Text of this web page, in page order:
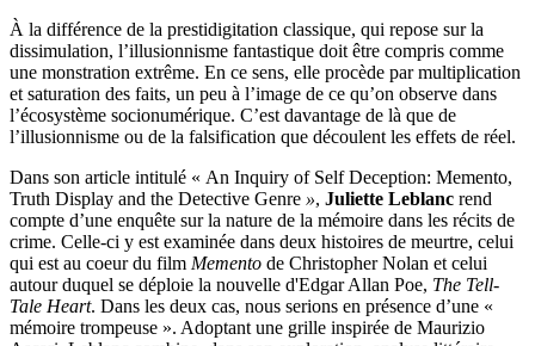
À la différence de la prestidigitation classique, qui repose sur la
dissimulation, l’illusionnisme fantastique doit être compris comme
une monstration extrême. En ce sens, elle procède par multiplication
et saturation des faits, un peu à l’image de ce qu’on observe dans
l’écosystème socionumérique. C’est davantage de là que de
l’illusionnisme ou de la falsification que découlent les effets de réel.
Dans son article intitulé « An Inquiry of Self Deception: Memento,
Truth Display and the Detective Genre », Juliette Leblanc rend
compte d’une enquête sur la nature de la mémoire dans les récits de
crime. Celle-ci y est examinée dans deux histoires de meurtre, celui
qui est au coeur du film Memento de Christopher Nolan et celui
autour duquel se déploie la nouvelle d'Edgar Allan Poe, The Tell-
Tale Heart. Dans les deux cas, nous serions en présence d’une «
mémoire trompeuse ». Adoptant une grille inspirée de Maurizio